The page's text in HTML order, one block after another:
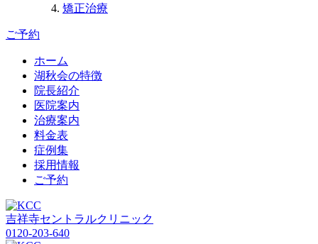
矯正治療
ご予約
ホーム
湖秋会の特徴
院長紹介
医院案内
治療案内
料金表
症例集
採用情報
ご予約
吉祥寺セントラルクリニック
0120-203-640